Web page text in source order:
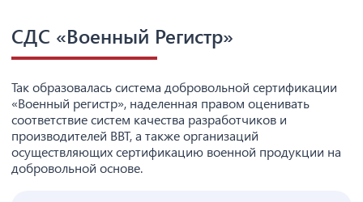
СДС «Военный Регистр»
Так образовалась система добровольной сертификации
«Военный регистр», наделенная правом оценивать
соответствие систем качества разработчиков и
производителей ВВТ, а также организаций
осуществляющих сертификацию военной продукции на
добровольной основе.